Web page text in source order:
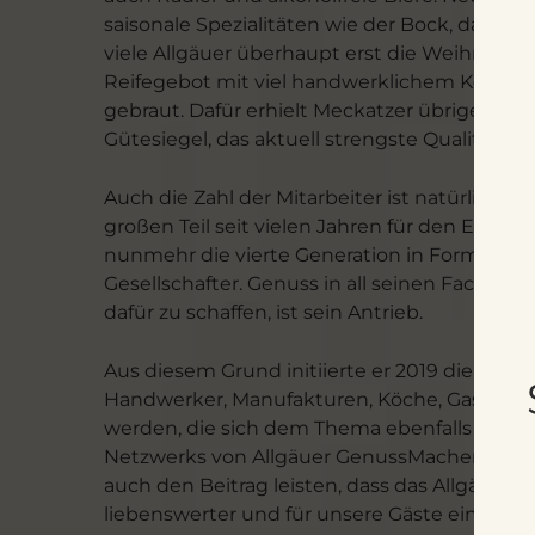
saisonale Spezialitäten wie der Bock, das
viele Allgäuer überhaupt erst die
Reifegebot mit viel handwerklichem
gebraut. Dafür erhielt Meckatzer übrigens
Gütesiegel, das aktuell strengste
Auch die Zahl der Mitarbeiter ist natürlich
großen Teil seit vielen Jahren für den Erfolg
nunmehr die vierte Generation in Form von
Gesellschafter. Genuss in all seinen
dafür zu schaffen, ist sein Antrieb.
Aus diesem Grund initiierte er 2019 die
Handwerker, Manufakturen, Köche,
werden, die sich dem Thema ebenfalls
Netzwerks von Allgäuer GenussMachern,
auch den Beitrag leisten, dass das Allgäu
liebenswerter und für unsere Gäste eine